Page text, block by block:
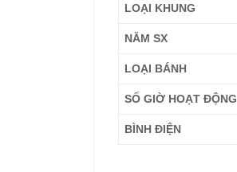
LOẠI KHUNG
NĂM SX
LOẠI BÁNH
SỐ GIỜ HOẠT ĐỘNG
BÌNH ĐIỆN